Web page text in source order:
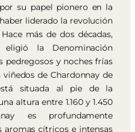
su papel pionero en la
liderado la revolución
más de dos décadas,
eligió la Denominación
pedregosos y noches frías
de Chardonnay de
situada al pie de la
altura entre 1.160 y 1.450
es profundamente
aromas cítricos e intensas